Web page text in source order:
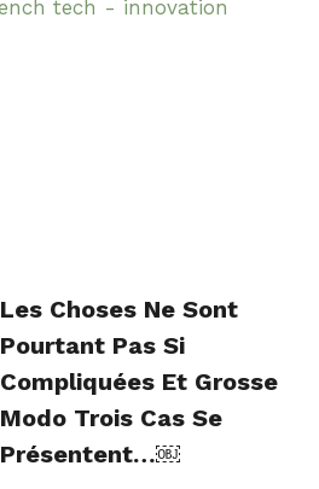
Les Choses Ne Sont
Pourtant Pas Si
Compliquées Et Grosse
Modo Trois Cas Se
Présentent…￼